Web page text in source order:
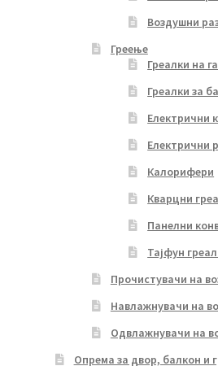
Воздушни
Греење
Греалки на
Греалки за
Електрични
Електрични
Калорифери
Кварцни
Панелни
Тајфун
Прочистувачи на
Навлажнувачи на
Одвлажнувачи на
Опрема за двор, балкон и